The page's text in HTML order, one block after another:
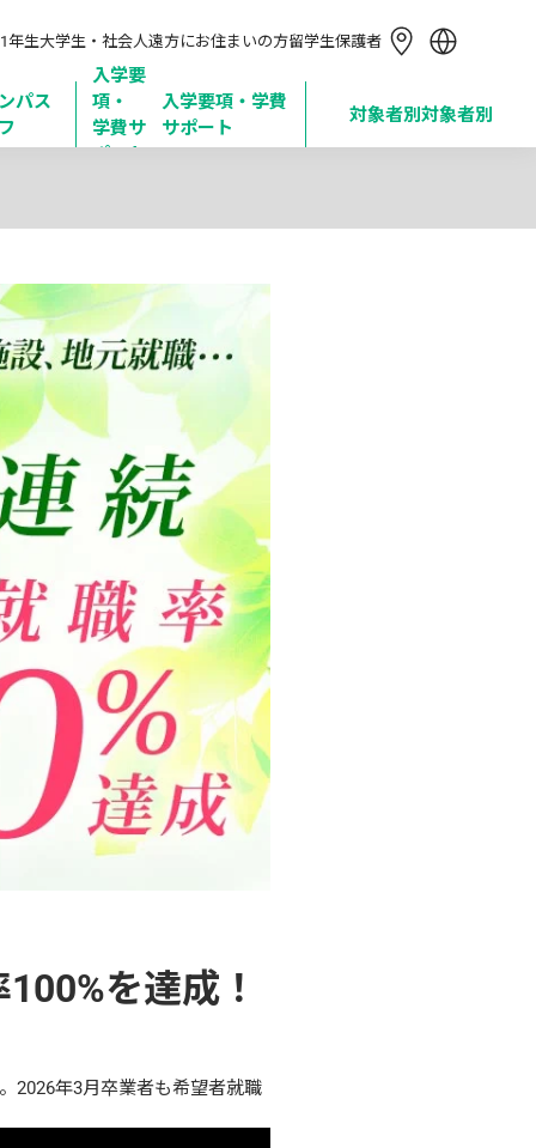
年生大学生・社会人遠方にお住まいの方留学生保護者
简体中文
繁體中文
Tiếng Việt
Bahasa Indonesia
パス
入学要
項・
学費サ
ポート
入学要項・学費
サポート
対象者別 対象者別
を達成！
2026年3月卒業者も希望者就職